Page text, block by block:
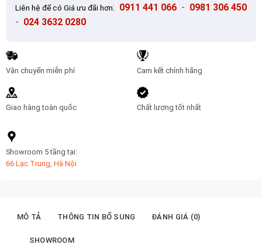
lượng
Liên hệ để có Giá ưu đãi hơn: 0911 441 066 - 0981 306 450
- 024 3632 0280
Vận chuyển miễn phí
Giao hàng toàn quốc
Cam kết chính hãng
Chất lượng tốt nhất
Showroom 5 tầng tại:
66 Lạc Trung, Hà Nội
MÔ TẢ THÔNG TIN BỔ SUNG ĐÁNH GIÁ (0)
SHOWROOM